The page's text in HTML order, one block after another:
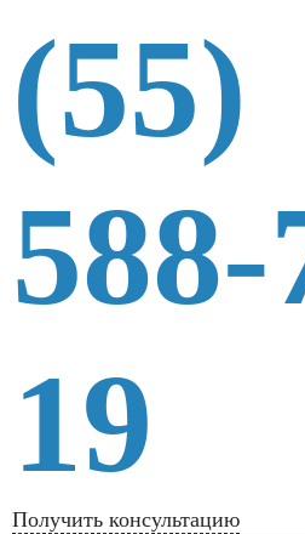
(55)
588-
19
Получить консультацию